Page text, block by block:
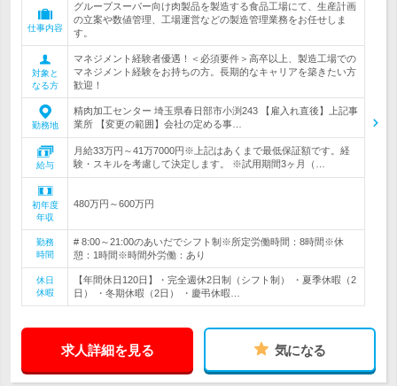
仕事内容
グループスーパー向け肉製品を製造する食品工場にて、生産計画
の立案や数値管理、工場運営などの製造管理業務をお任せしま
す。
対象と
なる方
マネジメント経験者優遇！＜必須要件＞高卒以上、製造工場での
マネジメント経験をお持ちの方。長期的なキャリアを築きたい方
歓迎！
勤務地
精肉加工センター 埼玉県春日部市小渕243 【雇入れ直後】上記事
業所 【変更の範囲】会社の定める事…
給与
月給33万円～41万7000円※上記はあくまで最低保証額です。経
験・スキルを考慮して決定します。 ※試用期間3ヶ月（…
初年度
年収
480万円～600万円
勤務
時間
# 8:00～21:00のあいだでシフト制※所定労働時間：8時間※休
憩：1時間※時間外労働：あり
休日
休暇
【年間休日120日】・完全週休2日制（シフト制） ・夏季休暇（2
日） ・冬期休暇（2日） ・慶弔休暇…
求人詳細を見る 気になる